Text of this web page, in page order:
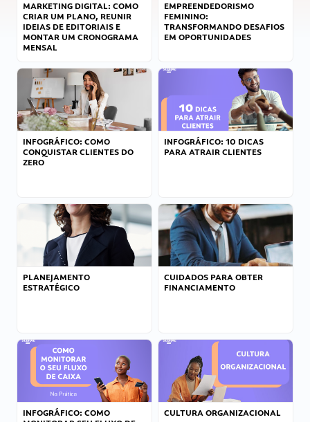
MARKETING DIGITAL: COMO
CRIAR UM PLANO, REUNIR
IDEIAS DE EDITORIAIS E
MONTAR UM CRONOGRAMA
MENSAL
EMPREENDEDORISMO
FEMININO:
TRANSFORMANDO DESAFIOS
EM OPORTUNIDADES
INFOGRÁFICO: COMO
CONQUISTAR CLIENTES DO
ZERO
INFOGRÁFICO: 10 DICAS
PARA ATRAIR CLIENTES
PLANEJAMENTO
ESTRATÉGICO
CUIDADOS PARA OBTER
FINANCIAMENTO
INFOGRÁFICO: COMO
CULTURA ORGANIZACIONAL